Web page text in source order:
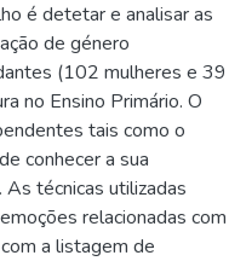
é detetar e analisar as
de género
(102 mulheres e 39
no Ensino Primário. O
tais como o
conhecer a sua
técnicas utilizadas
relacionadas com
a listagem de